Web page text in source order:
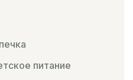
питание